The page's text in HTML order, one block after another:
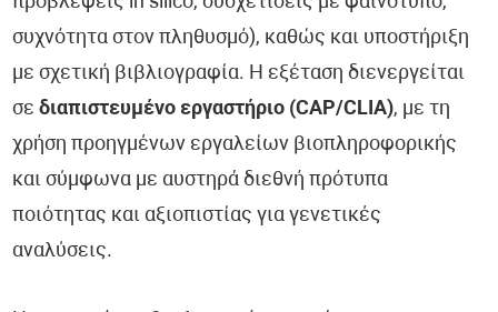
συχνότητα στον πληθυσμό), καθώς και υποστήριξη
με σχετική βιβλιογραφία. Η εξέταση διενεργείται
σεδιαπιστευμένο εργαστήριο (CAP/CLIA), με τη
χρήση προηγμένων εργαλείων βιοπληροφορικής
και σύμφωνα με αυστηρά διεθνή πρότυπα
ποιότητας και αξιοπιστίας για γενετικές
αναλύσεις.